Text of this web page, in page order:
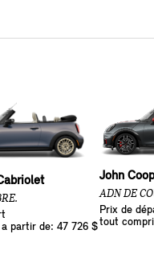
partir de: 47 726 $
John
ADN DE
Prix de
tout